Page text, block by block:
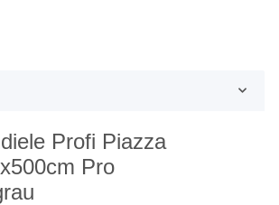
Profi Piazza
Pro